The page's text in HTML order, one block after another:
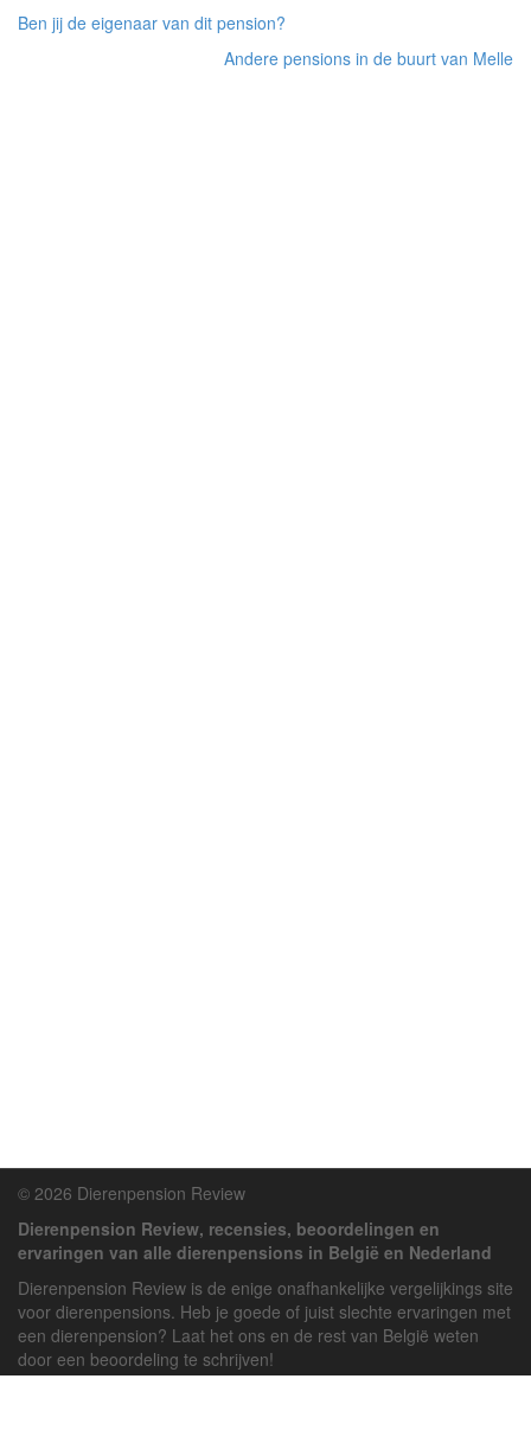
Ben jij de eigenaar van dit pension?
Andere pensions in de buurt van Melle
© 2026 Dierenpension Review
Dierenpension Review, recensies, beoordelingen en
ervaringen van alle dierenpensions in België en Nederland
Dierenpension Review is de enige onafhankelijke vergelijkings site
voor dierenpensions. Heb je goede of juist slechte ervaringen met
een dierenpension? Laat het ons en de rest van België weten
door een beoordeling te schrijven!